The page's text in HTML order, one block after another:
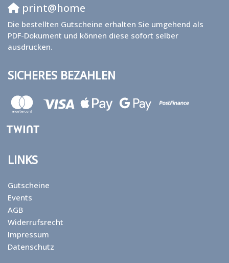
print@home
Die bestellten Gutscheine erhalten Sie umgehend als
PDF-Dokument und können diese sofort selber
ausdrucken.
SICHERES BEZAHLEN
LINKS
Gutscheine
Events
AGB
Widerrufsrecht
Impressum
Datenschutz